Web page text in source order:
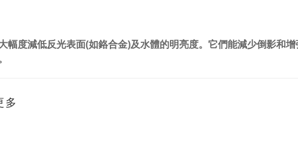
幅度減低反光表面(如鉻合金)及水體的明亮度。它們能減少倒影和
多